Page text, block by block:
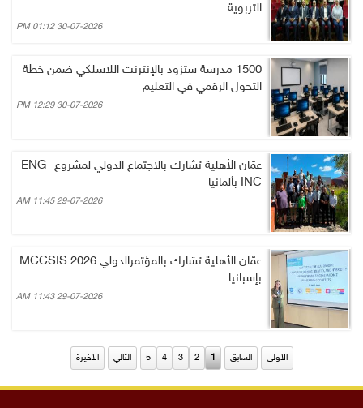
التربوية
30-07-2026 01:12 PM
1500 مدرسة ستزود بالإنترنت اللاسلكي ضمن خطة
التحول الرقمي في التعليم
30-07-2026 12:29 PM
عمّان الأهلية تشارك بالاجتماع الدولي لمشروع ENG-
INC بألمانيا
29-07-2026 11:45 AM
عمّان الأهلية تشارك بالمؤتمرالدولي MCCSIS 2026
بإسبانيا
29-07-2026 11:43 AM
الاولى السابق 1
2
3
4
5 التالي الاخيرة